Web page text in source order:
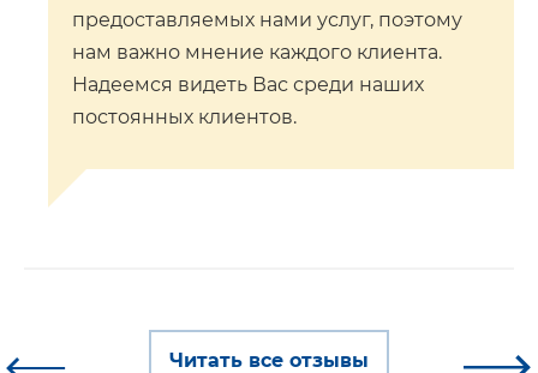
предоставляемых нами услуг, поэтому
нам важно мнение каждого клиента.
Надеемся видеть Вас среди наших
постоянных клиентов.
Читать все отзывы